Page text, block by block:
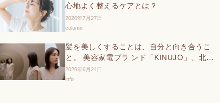
心地よく整えるケアとは？
2026年7月27日
column
髪を美しくすることは、自分と向き合うこ
と。 美容家電ブラ ンド「KINUJO」、北川
景子さん出演の新TVCMと交通広告を6 月27
日（土）より展開
2026年6月24日
info